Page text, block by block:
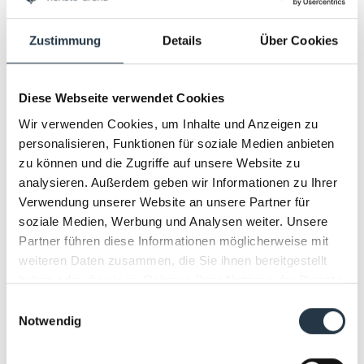
Zustimmung Details Über Cookies
Diese Webseite verwendet Cookies
Wir verwenden Cookies, um Inhalte und Anzeigen zu
personalisieren, Funktionen für soziale Medien anbieten
zu können und die Zugriffe auf unsere Website zu
analysieren. Außerdem geben wir Informationen zu Ihrer
Verwendung unserer Website an unsere Partner für
soziale Medien, Werbung und Analysen weiter. Unsere
Partner führen diese Informationen möglicherweise mit
weiteren Daten zusammen, die Sie ihnen bereitgestellt
haben oder die sie im Rahmen Ihrer Nutzung der Dienste
Notwendig
Atmosphäre geprägt sein und richtet sich
insbesondere an Business-Kunden sowie
anspruchsvolle Gäste. Ziel ist es, das Angebot
im Hospitality-Bereich deutlich auszubauen
und zusätzliche Mehrwerte für Partner und
Besucher zu schaffen.
Mit der Kombination aus personeller
Verstärkung und gezielten Investitionen
reagiert die OWL Sport & Event GmbH & Co.
KG auf die steigenden Anforderungen im
sich in den vergangenen Jahren als